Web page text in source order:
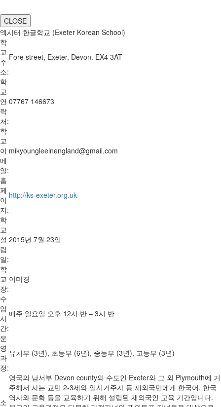
CLOSE
엑시터 한글학교 (Exeter Korean School)
학
교
주
소:
Fore street, Exeter, Devon. EX4 3AT
학
교
연
락
처:
07767 146673
학
교
이
메
일:
mikyoungleeinengland@gmail.com
홈
페
이
지:
http://ks-exeter.org.uk
학
교
설
립
일:
2015년 7월 23일
학
교
장:
이미경
수
업
시
간:
매주 일요일 오후 12시 반 – 3시 반
운
영
과
정:
유치부 (3년), 초등부 (6년), 중등부 (3년), 고등부 (3년)
소
영국의 남서부 Devon county의 수도인 Exeter와 그 외 Plymouth에 거
주해서 사는 교민 2-3세와 일시거주자 등 재외국민에게 한국어, 한국
역사와 문화 등을 교육하기 위해 설립된 재외국인 교육 기간입니다.